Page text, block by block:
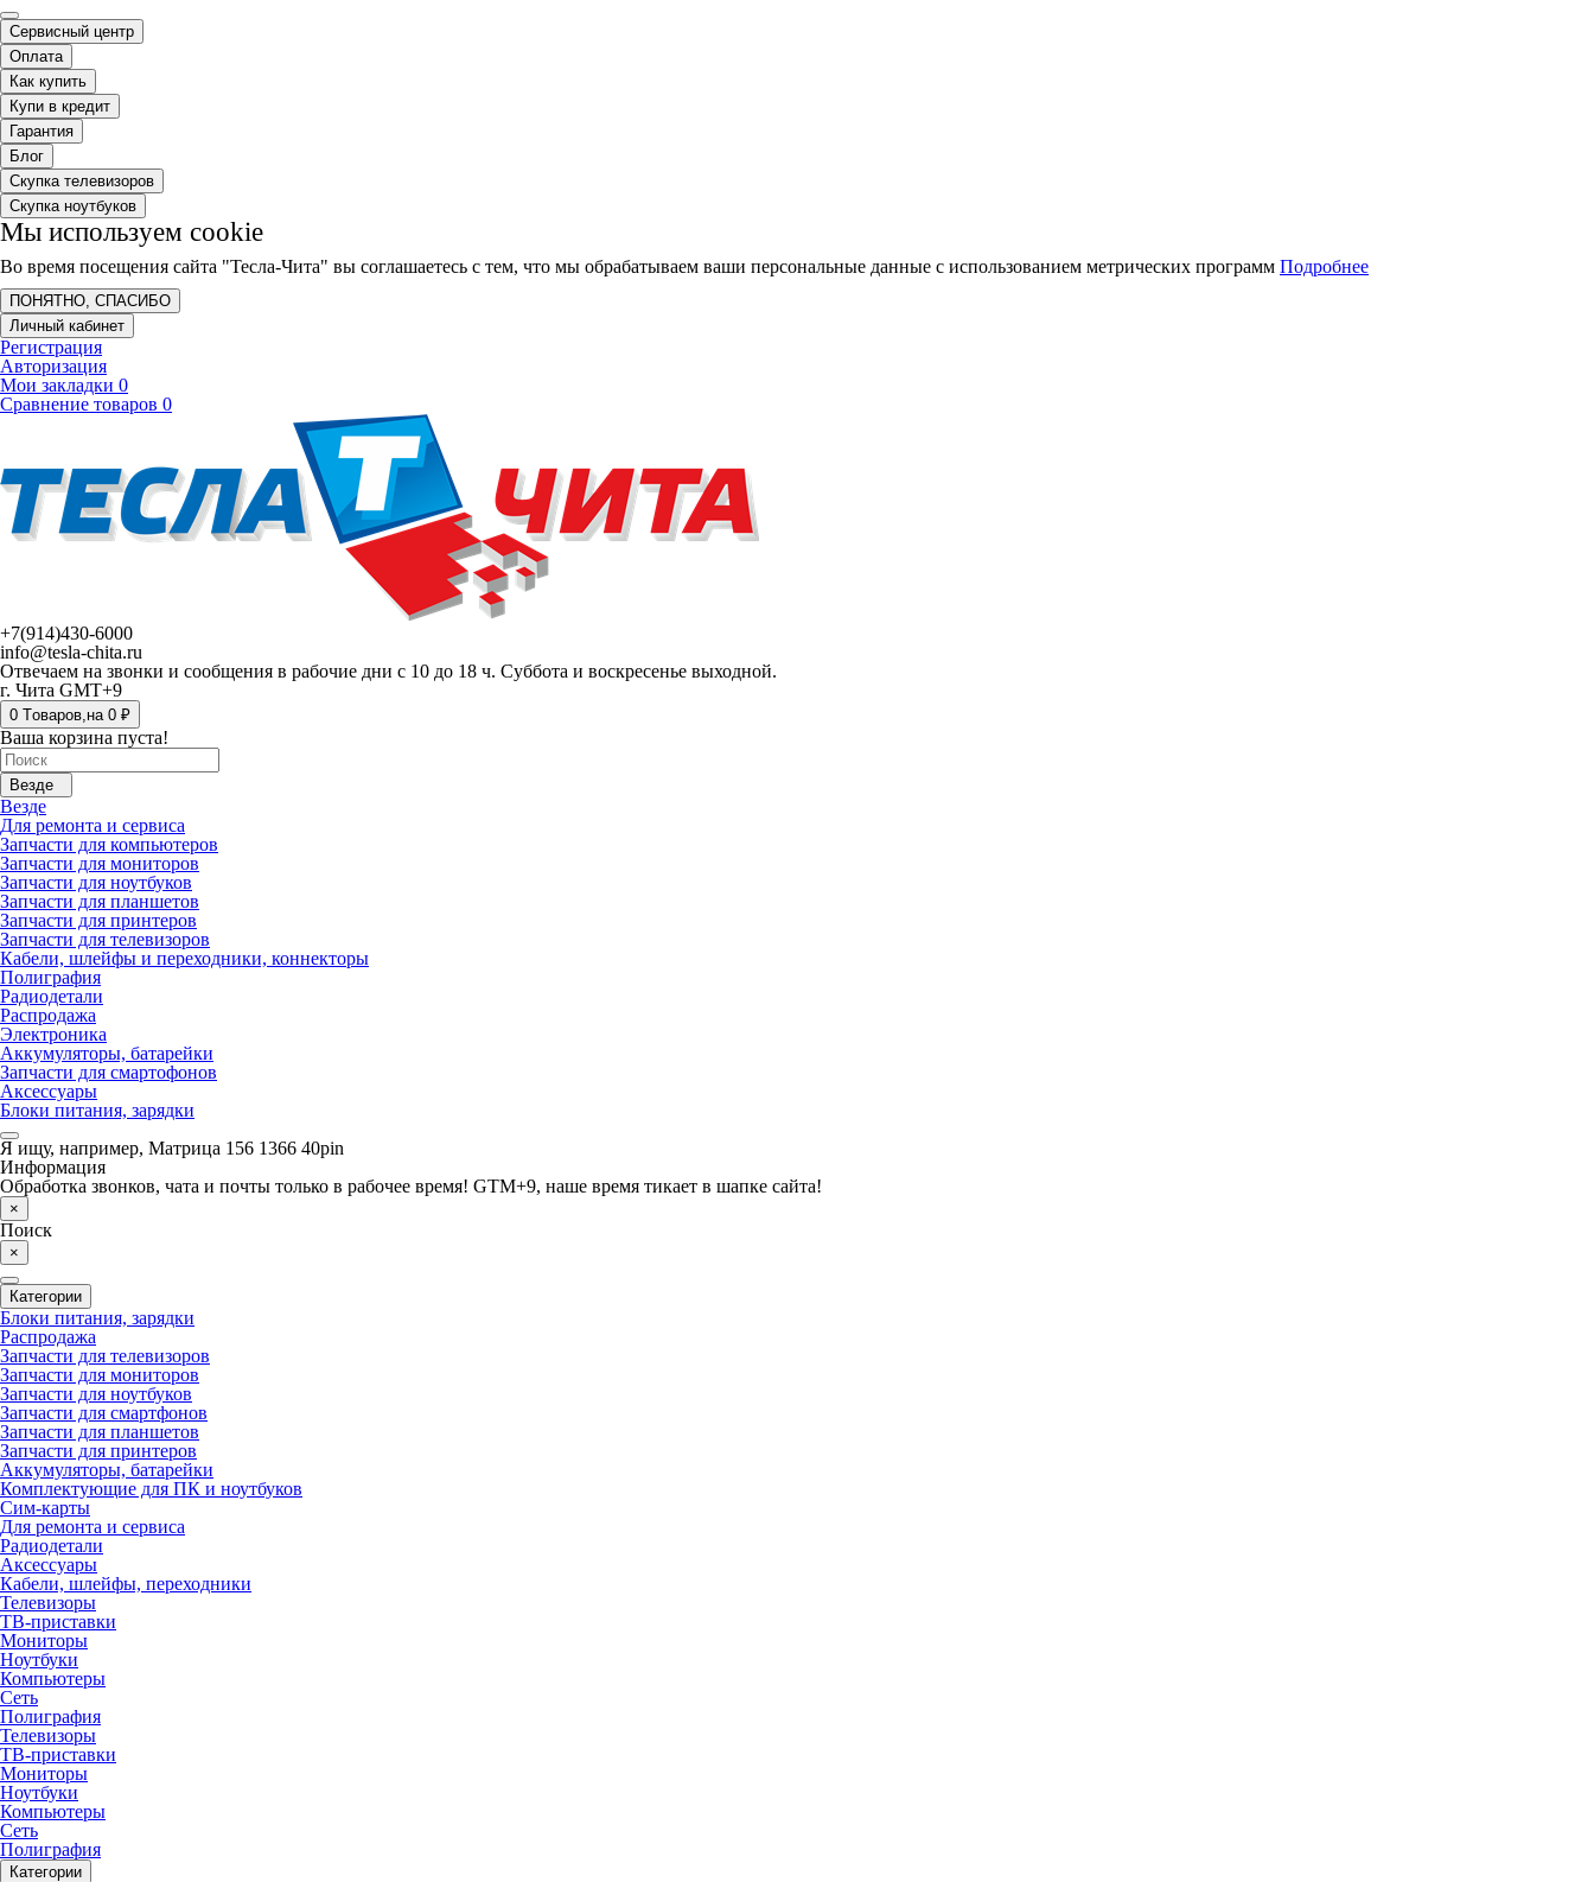
Сервисный центр
Оплата
Как купить
Купи в кредит
Гарантия
Блог
Скупка телевизоров
Скупка ноутбуков
Мы используем cookie
Во время посещения сайта "Тесла-Чита" вы соглашаетесь с тем, что мы обрабатываем ваши персональные данные с использованием метрических программ Подробнее
ПОНЯТНО, СПАСИБО
Личный кабинет
Регистрация
Авторизация
Мои закладки 0
Сравнение товаров 0
+7(914)430-6000
info@tesla-chita.ru
Отвечаем на звонки и сообщения в рабочие дни с 10 до 18 ч. Суббота и воскресенье выходной.
г. Чита GMT+9
0 Tоваров,на 0 ₽
Ваша корзина пуста!
Везде
Везде
Для ремонта и сервиса
Запчасти для компьютеров
Запчасти для мониторов
Запчасти для ноутбуков
Запчасти для планшетов
Запчасти для принтеров
Запчасти для телевизоров
Кабели, шлейфы и переходники, коннекторы
Полиграфия
Радиодетали
Распродажа
Электроника
Аккумуляторы, батарейки
Запчасти для смартофонов
Аксессуары
Блоки питания, зарядки
Я ищу, например, Матрица 156 1366 40pin
Информация
Обработка звонков, чата и почты только в рабочее время! GTM+9, наше время тикает в шапке сайта!
×
Поиск
×
Категории
Блоки питания, зарядки
Распродажа
Запчасти для телевизоров
Запчасти для мониторов
Запчасти для ноутбуков
Запчасти для смартфонов
Запчасти для планшетов
Запчасти для принтеров
Аккумуляторы, батарейки
Комплектующие для ПК и ноутбуков
Сим-карты
Для ремонта и сервиса
Радиодетали
Аксессуары
Кабели, шлейфы, переходники
Телевизоры
ТВ-приставки
Мониторы
Ноутбуки
Компьютеры
Сеть
Полиграфия
Телевизоры
ТВ-приставки
Мониторы
Ноутбуки
Компьютеры
Сеть
Полиграфия
Категории